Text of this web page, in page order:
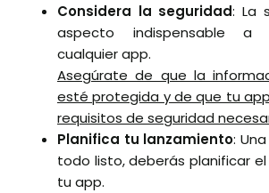
Considera la seguridad: La
aspecto indispensable a
cualquier app.
Asegúrate de que la
esté protegida y de que tu
requisitos de seguridad
Planifica tu lanzamiento:
todo listo, deberás planificar
tu app.